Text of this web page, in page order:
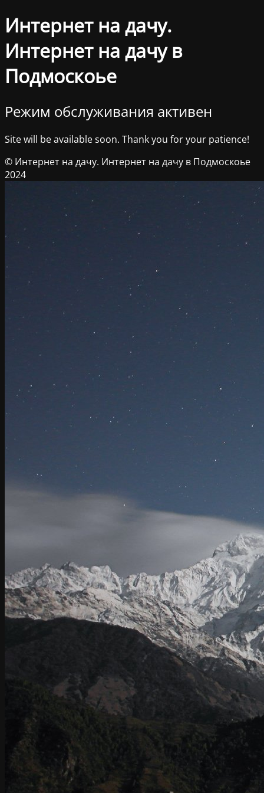
Интернет на дачу.
Интернет на дачу в
Подмоскоье
Режим обслуживания активен
Site will be available soon. Thank you for your patience!
© Интернет на дачу. Интернет на дачу в Подмоскоье
2024